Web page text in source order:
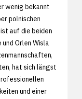
wenig bekannt
polnischen
auf die beiden
und Orlen Wisla
hat sich längst
und einer